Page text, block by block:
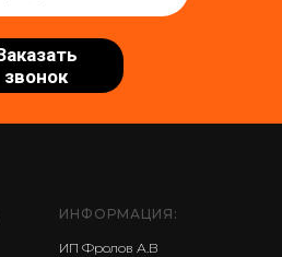
звонок
ИНФОРМАЦИЯ:
ИП Фролов А.В